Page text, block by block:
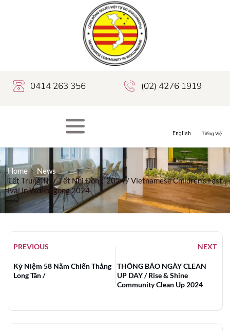
0414 263 356 (02) 4276 1919
Home
News
Tết Trung Thu -Tết Nhi Đồng 2024 / Vietnamese Children’s Fest
ival in Wollongong 2024
PREVIOUS NEXT
Kỷ Niệm 58 Năm Chiến Thắng
Long Tân /
THÔNG BÁO NGÀY CLEAN
UP DAY / Rise & Shine
Community Clean Up 2024